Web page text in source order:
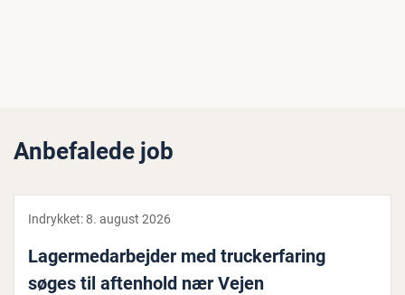
Anbefalede job
Indrykket:8. august 2026
La­ger­me­d­ar­bej­der med truck­er­fa­ring
søges til aftenhold nær Vejen